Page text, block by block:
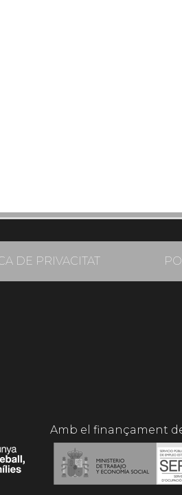
DE PRIVACITAT
Amb el finançament